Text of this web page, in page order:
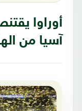
أوراوا
آسيا من